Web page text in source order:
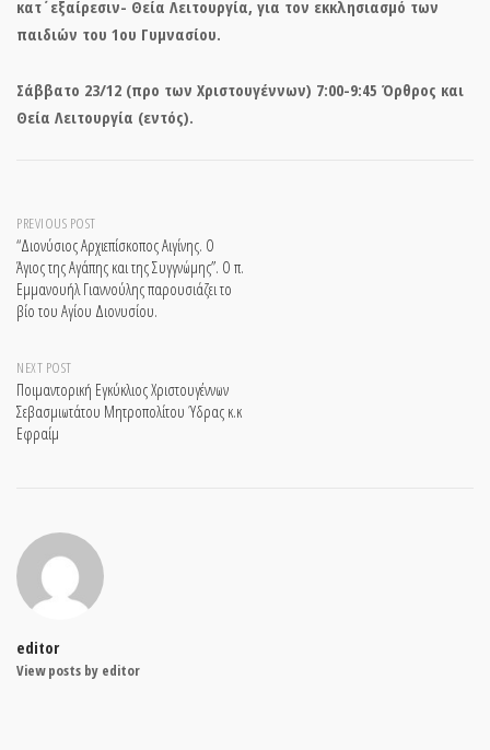
κατ΄εξαίρεσιν- Θεία Λειτουργία, για τον εκκλησιασμό των
παιδιών του 1ου Γυμνασίου.
Σάββατο 23/12 (προ των Χριστουγέννων) 7:00-9:45 Όρθρος και
Θεία Λειτουργία (εντός).
Post
navigation
PREVIOUS POST
“Διονύσιος Αρχιεπίσκοπος Αιγίνης. Ο
Άγιος της Αγάπης και της Συγγνώμης”. Ο π.
Εμμανουήλ Γιαννούλης παρουσιάζει το
βίο του Αγίου Διονυσίου.
NEXT POST
Ποιμαντορική Εγκύκλιος Χριστουγέννων
Σεβασμιωτάτου Μητροπολίτου Ύδρας κ.κ
Εφραίμ
editor
View posts by editor